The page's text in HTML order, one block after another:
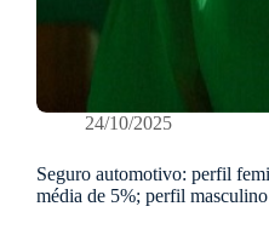
24/10/2025
Seguro automotivo: perfil
média de 5%; perfil